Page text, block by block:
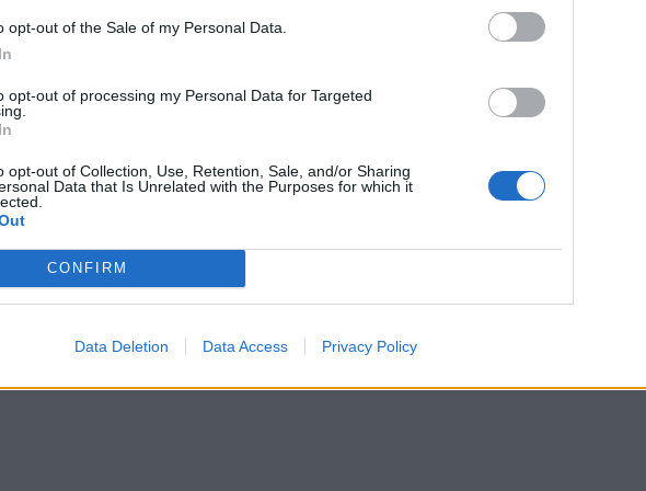
opt-out of the Sale of my Personal Data.
opt-out of processing my Personal Data for Targeted
opt-out of Collection, Use, Retention, Sale, and/or Sharing
Data that Is Unrelated with the Purposes for which it
CONFIRM
Data Deletion Data Access Privacy Policy
światem starożytnego Rzymu, czy z realiami wciąż
wybieramy jaką postawę przyjmiemy. Możemy się
też przeciwstawić mu się za wszelką cenę,
że dobro było dla nas zawsze wartością